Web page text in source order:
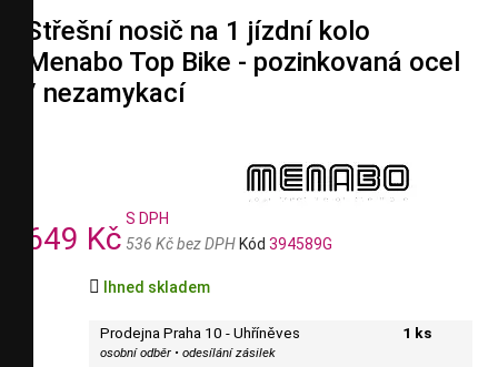
Střešní nosič na 1 jízdní kolo
Menabo Top Bike - pozinkovaná ocel
/ nezamykací
649 Kč
S DPH
536 Kč bez DPH Kód 394589G
 Ihned skladem
Prodejna Praha 10 - Uhříněves
osobní odběr • odesílání zásilek
1 ks